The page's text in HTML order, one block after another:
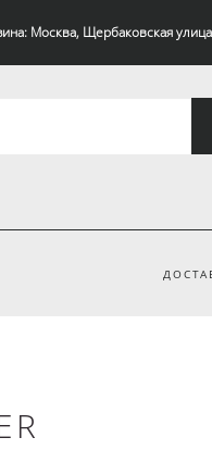
Москва, Щербаковская